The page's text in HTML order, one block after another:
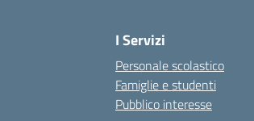
I Servizi
Personale scolastico
Famiglie e studenti
Pubblico interesse